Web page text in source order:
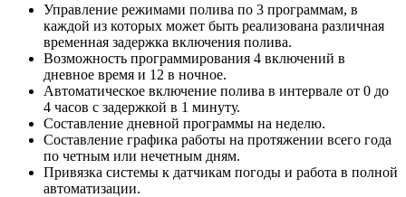
Управление режимами полива по 3 программам, в
каждой из которых может быть реализована различная
временная задержка включения полива.
Возможность программирования 4 включений в
дневное время и 12 в ночное.
Автоматическое включение полива в интервале от 0 до
4 часов с задержкой в 1 минуту.
Составление дневной программы на неделю.
Составление графика работы на протяжении всего года
по четным или нечетным дням.
Привязка системы к датчикам погоды и работа в полной
автоматизации.